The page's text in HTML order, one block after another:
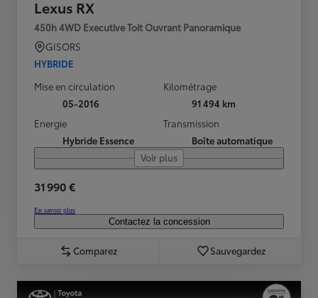
Lexus RX
450h 4WD Executive Toit Ouvrant Panoramique
GISORS
HYBRIDE
Mise en circulation
05-2016
Kilométrage
91 494 km
Energie
Hybride Essence
Transmission
Boîte automatique
Voir plus
31 990 €
En savoir plus
Contactez la concession
Comparez Sauvegardez